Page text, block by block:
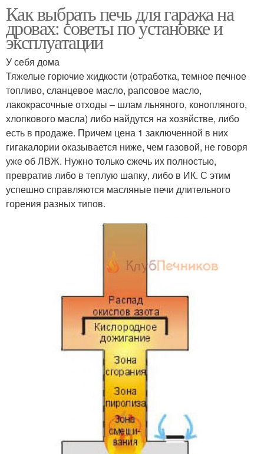
Как выбрать печь для гаража на
дровах: советы по установке и
эксплуатации
У себя дома
Тяжелые горючие жидкости (отработка, темное печное
топливо, сланцевое масло, рапсовое масло,
лакокрасочные отходы – шлам льняного, конопляного,
хлопкового масла) либо найдутся на хозяйстве, либо
есть в продаже. Причем цена 1 заключенной в них
гигакалории оказывается ниже, чем газовой, не говоря
уже об ЛВЖ. Нужно только сжечь их полностью,
превратив либо в теплую шапку, либо в ИК. С этим
успешно справляются масляные печи длительного
горения разных типов.